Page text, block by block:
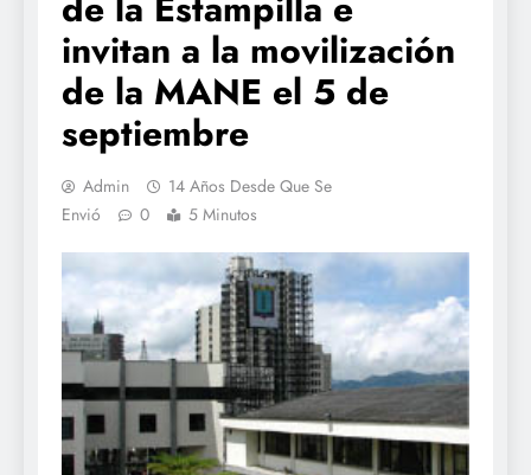
invitan a la movilización
de la MANE el 5 de
septiembre
Admin
14 Años Desde Que Se
Envió
0 5 Minutos